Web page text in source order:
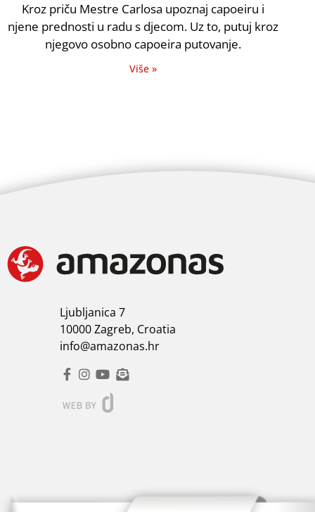
Kroz priču Mestre Carlosa upoznaj capoeiru i
njene prednosti u radu s djecom. Uz to, putuj kroz
njegovo osobno capoeira putovanje.
Više »
Ljubljanica 7
10000 Zagreb, Croatia
info@amazonas.hr